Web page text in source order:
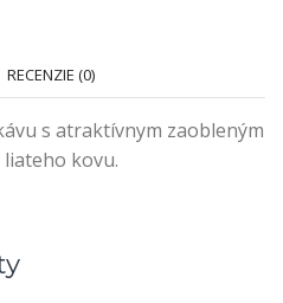
RECENZIE (0)
s atraktívnym zaobleným
kovu.